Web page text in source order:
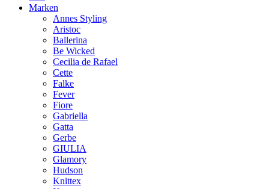
Marken
Annes Styling
Aristoc
Ballerina
Be Wicked
Cecilia de Rafael
Cette
Falke
Fever
Fiore
Gabriella
Gatta
Gerbe
GIULIA
Glamory
Hudson
Knittex